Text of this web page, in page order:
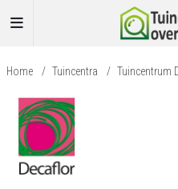
Home / Tuincentra / Tuincentrum